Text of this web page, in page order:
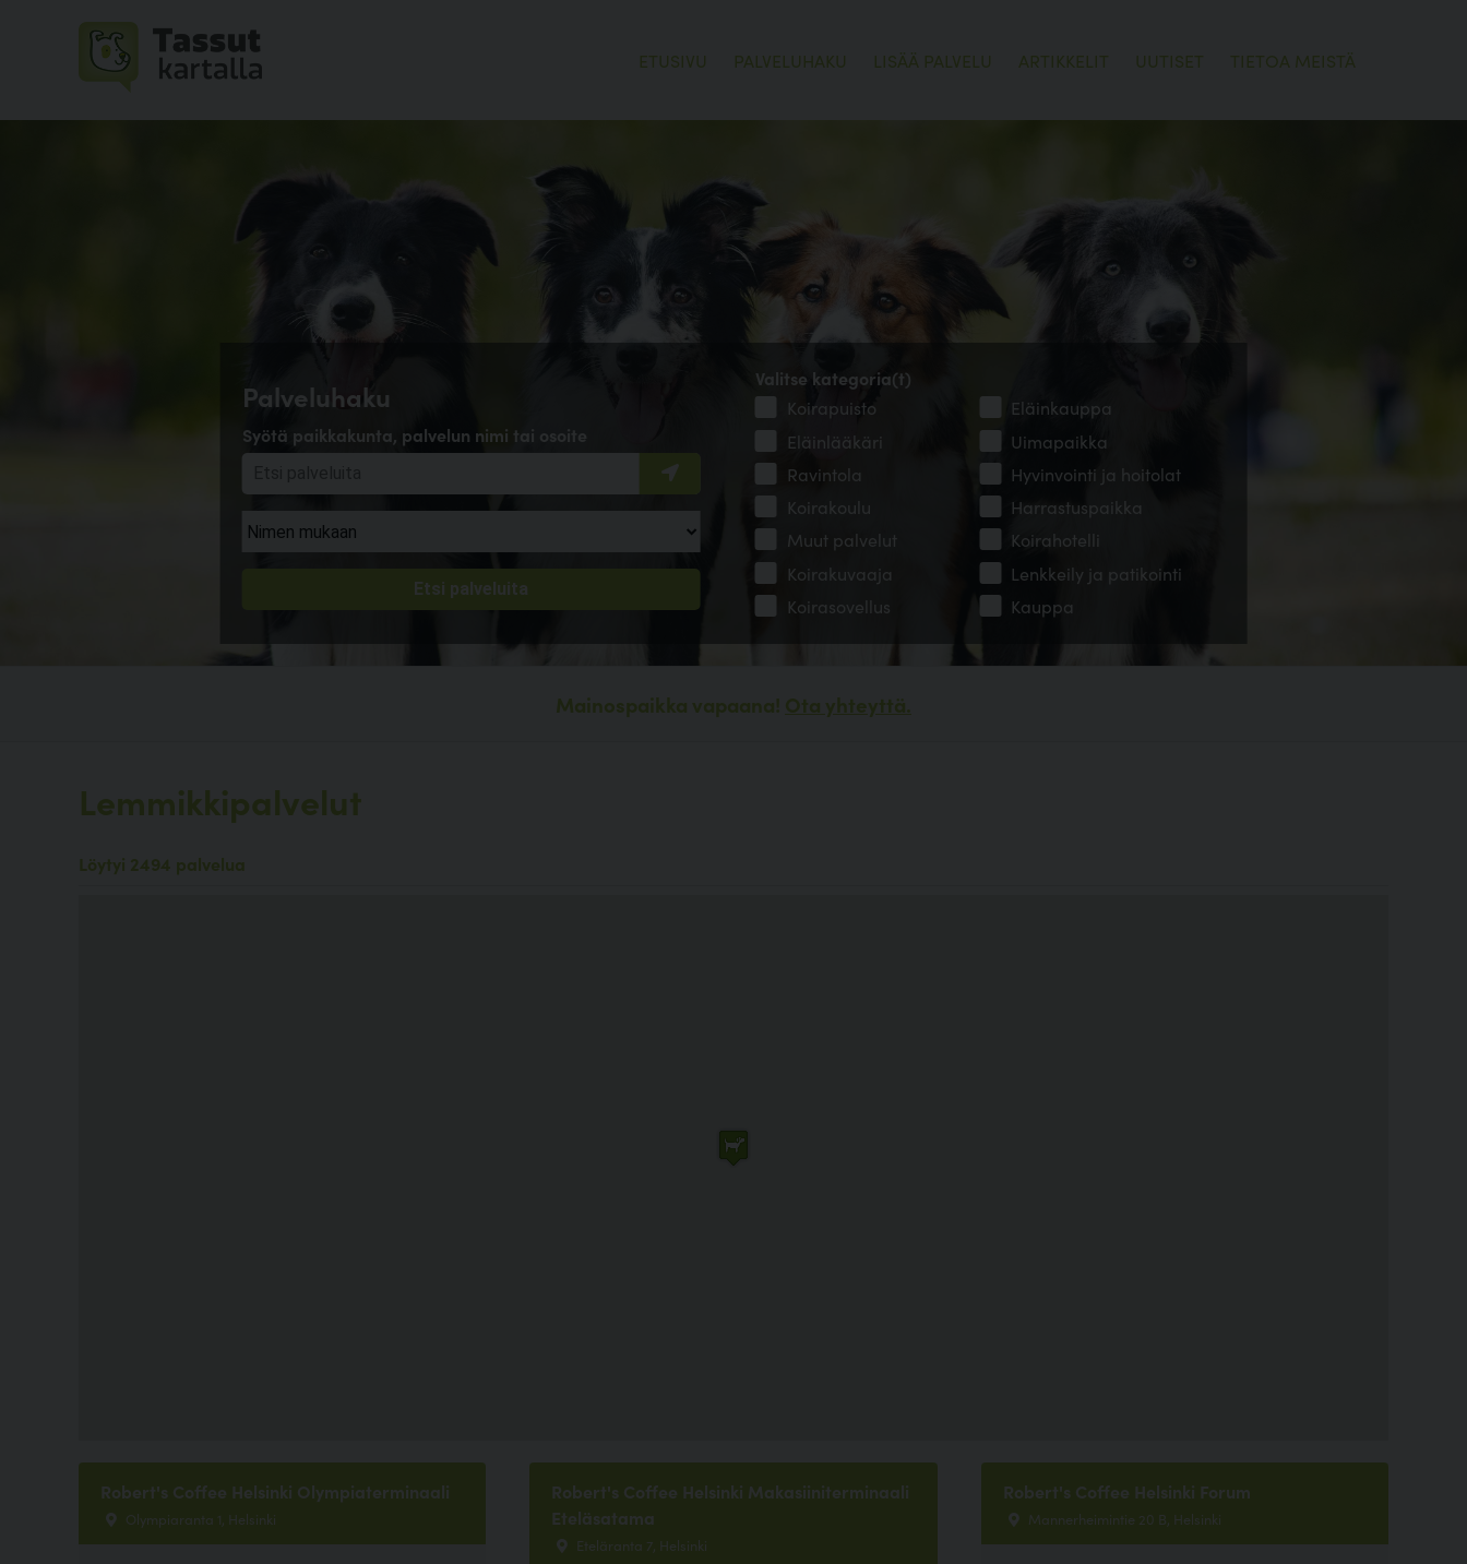
ETUSIVU PALVELUHAKU LISÄÄ PALVELU ARTIKKELIT UUTISET TIETOA MEISTÄ
Palveluhaku
Syötä paikkakunta, palvelun nimi tai osoite
Valitse kategoria(t)
Koirapuisto
Eläinkauppa
Eläinlääkäri
Uimapaikka
Ravintola
Hyvinvointi ja hoitolat
Koirakoulu
Harrastuspaikka
Muut palvelut
Koirahotelli
Koirakuvaaja
Lenkkeily ja patikointi
Koirasovellus
Kauppa
Mainospaikka vapaana! Ota yhteyttä.
Lemmikkipalvelut
Löytyi 2494 palvelua
Robert's Coffee Helsinki Olympiaterminaali
Olympiaranta 1, Helsinki
Robert's Coffee Helsinki Makasiiniterminaali
Eteläsatama
Eteläranta 7, Helsinki
Robert's Coffee Helsinki Forum
Mannerheimintie 20 B, Helsinki